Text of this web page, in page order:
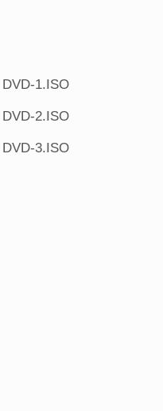
1.ISO
2.ISO
3.ISO